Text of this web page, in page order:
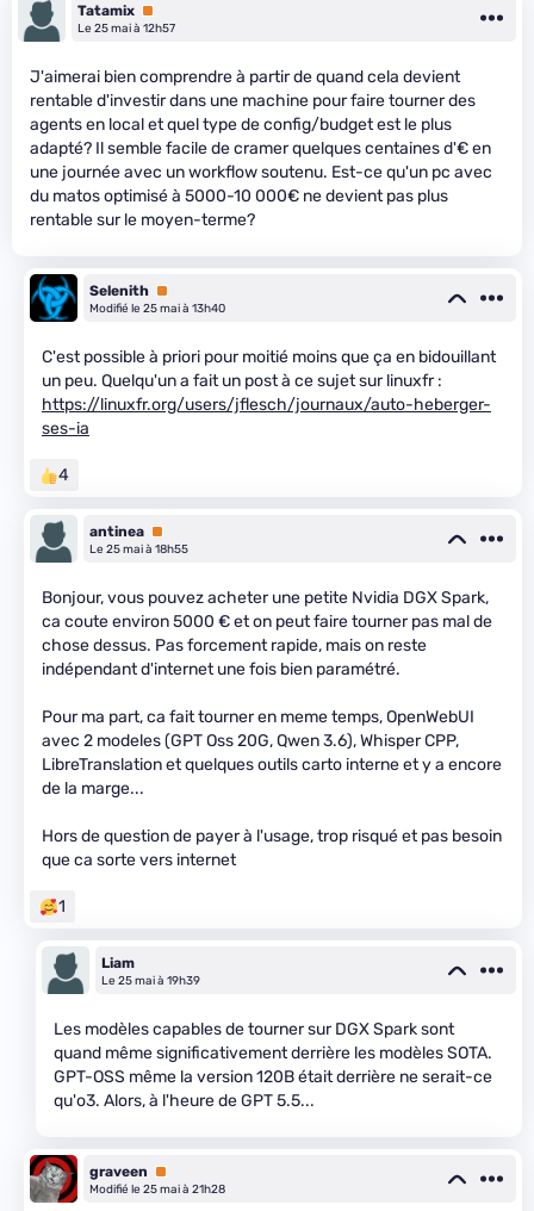
Tatamix Premium
Le 25 mai à 12h57
J'aimerai bien comprendre à partir de quand cela devient
rentable d'investir dans une machine pour faire tourner des
agents en local et quel type de config/budget est le plus
adapté? Il semble facile de cramer quelques centaines d'€ en
une journée avec un workflow soutenu. Est-ce qu'un pc avec
du matos optimisé à 5000-10 000€ ne devient pas plus
rentable sur le moyen-terme?
Selenith Premium
Modifié le 25 mai à 13h40
C'est possible à priori pour moitié moins que ça en bidouillant
un peu. Quelqu'un a fait un post à ce sujet sur linuxfr :
https://linuxfr.org/users/jflesch/journaux/auto-heberger-
ses-ia
4
antinea Premium
Le 25 mai à 18h55
Bonjour, vous pouvez acheter une petite Nvidia DGX Spark,
ca coute environ 5000 € et on peut faire tourner pas mal de
chose dessus. Pas forcement rapide, mais on reste
indépendant d'internet une fois bien paramétré.
Pour ma part, ca fait tourner en meme temps, OpenWebUI
avec 2 modeles (GPT Oss 20G, Qwen 3.6), Whisper CPP,
LibreTranslation et quelques outils carto interne et y a encore
de la marge...
Hors de question de payer à l'usage, trop risqué et pas besoin
que ca sorte vers internet
1
Liam
Le 25 mai à 19h39
Les modèles capables de tourner sur DGX Spark sont
quand même significativement derrière les modèles SOTA.
GPT-OSS même la version 120B était derrière ne serait-ce
qu'o3. Alors, à l'heure de GPT 5.5...
graveen
Premium
Modifié le 25 mai à 21h28